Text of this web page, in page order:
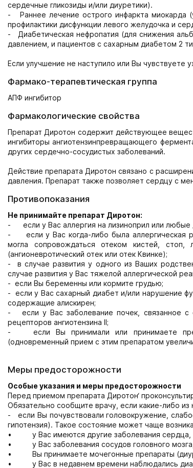
сердечные гликозиды и/или диуретики).
- Раннее лечение острого инфаркта миокарда
профилактики дисфункции левого желудочка и
- Диабетическая нефропатия (для снижения
давлением, и пациентов с сахарным диабетом 2
Если улучшение не наступило или Вы чувствуете
Фармако-терапевтическая группа
АПФ ингибитор
Фармакологические свойства
Препарат Диротон содержит действующее
ингибиторы ангиотензинпревращающего
других сердечно-сосудистых заболеваний.
Действие препарата Диротон связано с
давления. Препарат также позволяет сердцу с
Противопоказания
Не принимайте препарат Диротон:
- если у Вас аллергия на лизиноприл или любые
- если у Вас когда-либо была аллергическая
могла сопровождаться отеком кистей,
(ангионевротический отек или отек Квинке);
- в случае развития у одного из Ваших
случае развития у Вас тяжелой аллергической
- если Вы беременны или кормите грудью;
- если у Вас сахарный диабет и/или нарушение
содержащие алискирен;
- если у Вас заболевание почек, связанное с
рецепторов ангиотензина II;
- если Вы принимали или принимаете
(одновременный прием с этим препаратом
Меры предосторожности
Особые указания и меры предосторожности
Перед приемом препарата Диротон‘
Обязательно сообщите врачу, если какие-либо
- если Вы почувствовали головокружение,
гипотензия). Такое состояние может чаще
• у Вас имеются другие заболевания сердца,
• у Вас заболевания сосудов головного мозга,
• Вы принимаете мочегонные препараты
• у Вас в недавнем времени наблюдались